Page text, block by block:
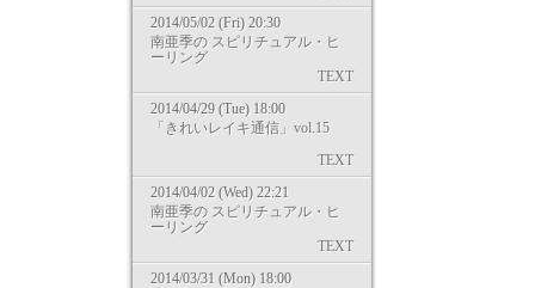
2014/05/02 (Fri) 20:30
南亜季の スピリチュアル・ヒ
ーリング
TEXT
2014/04/29 (Tue) 18:00
「きれいレイキ通信」vol.15
TEXT
2014/04/02 (Wed) 22:21
南亜季の スピリチュアル・ヒ
ーリング
TEXT
2014/03/31 (Mon) 18:00